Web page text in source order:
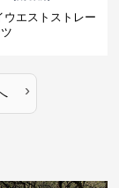
ウエストストレー
›